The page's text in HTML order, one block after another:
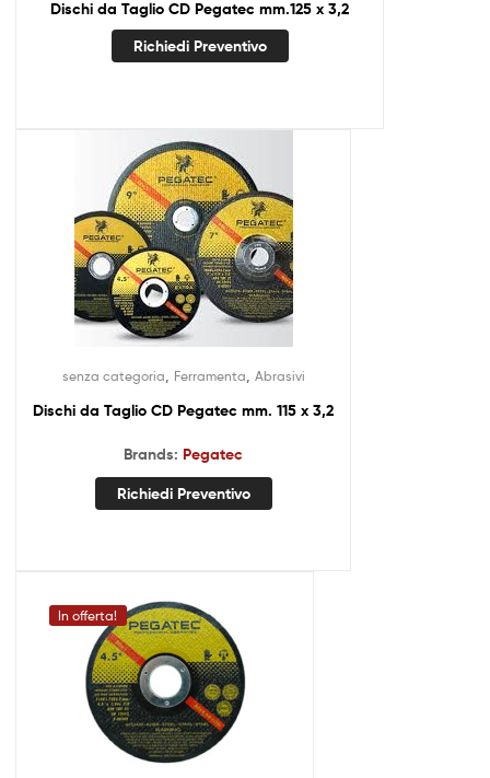
Dischi da Taglio CD Pegatec mm.125 x 3,2
Richiedi Preventivo
senza categoria Ferramenta Abrasivi
Dischi da Taglio CD Pegatec mm. 115 x 3,2
Brands: Pegatec
Richiedi Preventivo
In offerta!